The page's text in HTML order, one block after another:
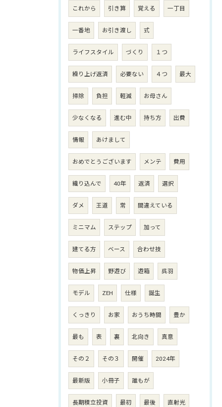
これから 引き算 覚える 一丁目
一番地 お引き渡し 式
ライフスタイル づくり １つ
繰り上げ返済 必要ない ４つ 最大
掃除 負担 軽減 お母さん
少なくなる 進む中 持ち方 出費
情報 あけまして
おめでとうございます メンテ 費用
織り込んで 40年 返済 選択
ダメ 王道 常 間違えている
ミニマム ステップ 加って
建てる方 ベース 合わせ技
物価上昇 野遊び 遊箱 呉羽
モデル ZEH 仕様 誕生
くっきり お家 おうち時間 豊か
最も 表 裏 北向き 真意
その２ その３ 開催 2024年
最新版 小冊子 誰もが
長期積立投資 最初 最後 直射光